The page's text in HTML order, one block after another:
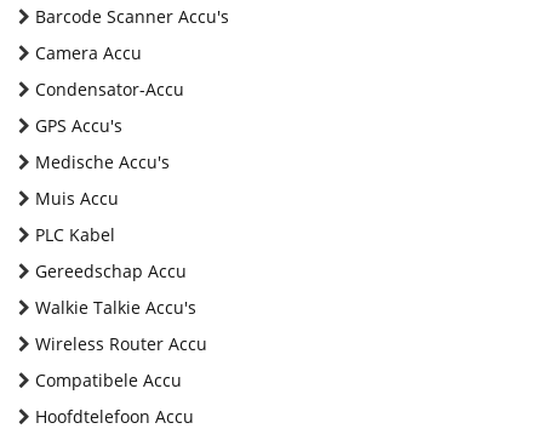
Barcode Scanner Accu's
Camera Accu
Condensator-Accu
GPS Accu's
Medische Accu's
Muis Accu
PLC Kabel
Gereedschap Accu
Walkie Talkie Accu's
Wireless Router Accu
Compatibele Accu
Hoofdtelefoon Accu